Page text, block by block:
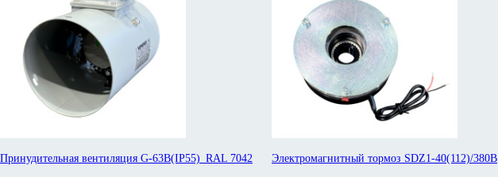
Принудительная вентиляция G-63B(IP55)_RAL 7042 Электромагнитный тормоз SDZ1-40(112)/380В